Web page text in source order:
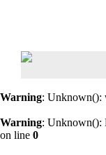
Warning: Unknown():
Warning: Unknown():
on line 0